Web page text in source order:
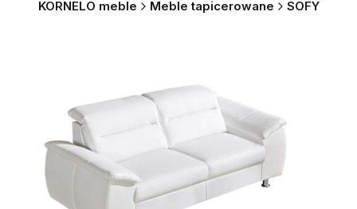
KORNELO meble Meble tapicerowane SOFY